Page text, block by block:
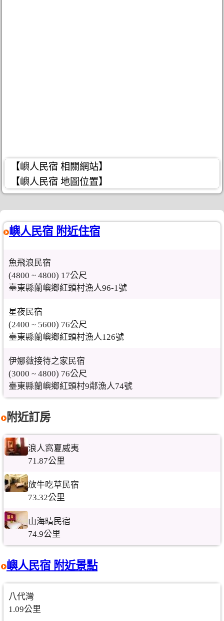
【嶼人民宿 相關網站】
【嶼人民宿 地圖位置】
嶼人民宿 附近住宿
魚飛浪民宿
(4800 ~ 4800) 17公尺
臺東縣蘭嶼鄉紅頭村漁人96-1號
星夜民宿
(2400 ~ 5600) 76公尺
臺東縣蘭嶼鄉紅頭村漁人126號
伊娜薇接待之家民宿
(3000 ~ 4800) 76公尺
臺東縣蘭嶼鄉紅頭村9鄰漁人74號
附近訂房
浪人窩夏威夷
71.87公里
放牛吃草民宿
73.32公里
山海晴民宿
74.9公里
嶼人民宿 附近景點
八代灣
1.09公里